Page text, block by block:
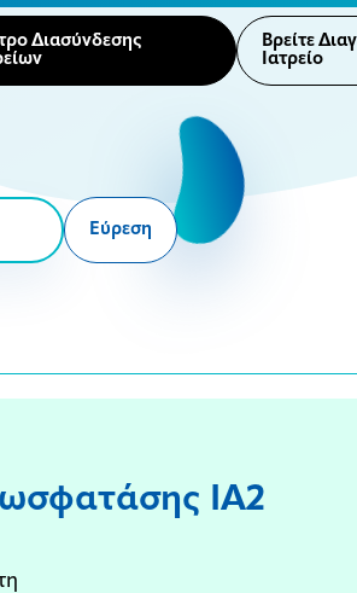
Διασύνδεσης
Βρείτε
Ιατρείο
Εύρεση
IA2